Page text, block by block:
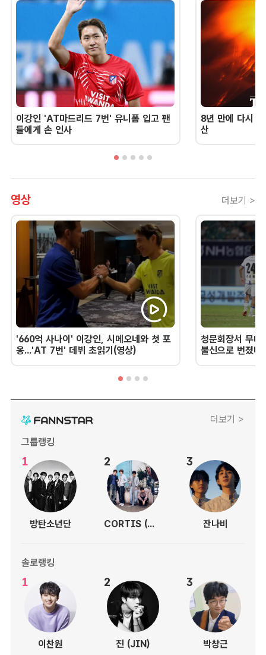
이강인 'AT마드리드 7번' 유니폼 입고 팬
들에게 손 인사
8년 만에 다시
산
영상 더보기 >
'660억 사나이' 이강인, 시메오네와 첫 포
옹...'AT 7번' 데뷔 초읽기(영상)
청문회장서 무너
불신으로 번졌
더보기 >
그룹랭킹
1
방탄소년단
2
CORTIS (코르티스)
3
잔나비
솔로랭킹
1
이찬원
2
진 (JIN)
3
박창근